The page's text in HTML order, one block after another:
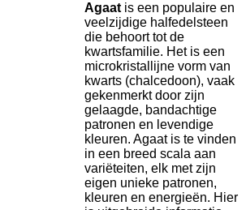
Agaat is een populaire en
veelzijdige halfedelsteen
die behoort tot de
kwartsfamilie. Het is een
microkristallijne vorm van
kwarts (chalcedoon), vaak
gekenmerkt door zijn
gelaagde, bandachtige
patronen en levendige
kleuren. Agaat is te vinden
in een breed scala aan
variëteiten, elk met zijn
eigen unieke patronen,
kleuren en energieën. Hier